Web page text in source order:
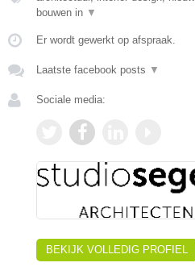
bouwen in ▼
Er wordt gewerkt op afspraak.
Laatste facebook posts ▼
Sociale media:
BEKIJK VOLLEDIG PROFIEL